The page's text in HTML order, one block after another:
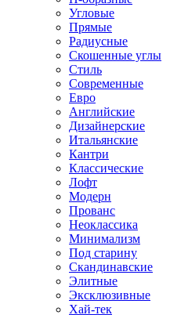
Угловые
Прямые
Радиусные
Скошенные углы
Стиль
Современные
Евро
Английские
Дизайнерские
Итальянские
Кантри
Классические
Лофт
Модерн
Прованс
Неоклассика
Минимализм
Под старину
Скандинавские
Элитные
Эксклюзивные
Хай-тек